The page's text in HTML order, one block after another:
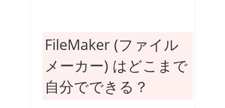
FileMaker (ファイル
メーカー) はどこまで
自分でできる？